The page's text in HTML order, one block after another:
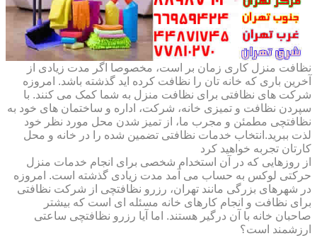
نظافت منزل کاری زمان بر است، مخصوصا اگر مدت زیادی از
آخرین باری که خانه تان را نظافت کرده اید گذشته باشد. امروزه
شرکت های نظافتی برای نظافت منزل به شما کمک می کنند. با
سپردن نظافت و تمیزی خانه، شرکت، اداره و ساختمان های خود به
نظافتچی مطمئن و مجرب ما، از تمیز شدن محل مورد نظر خود
لذت ببرید.انتخاب خدمات نظافتی تضمین شده را در خانه و محل
کارتان تجربه خواهید کرد
از روزهایی که در آن استخدام شخصی برای انجام خدمات منزل
حرکتی لوکس به حساب می آمد مدت زیادی گذشته است. امروزه
در شهرهای بزرگی مانند تهران، رزرو نظافتچی از شرکت نظافتی
برای نظافت و انجام کارهای خانه مسئله ای است که بیشتر
صاحبان خانه با آن درگیر هستند. اما آیا رزرو نظافتچی ساعتی
ارزشمند است؟